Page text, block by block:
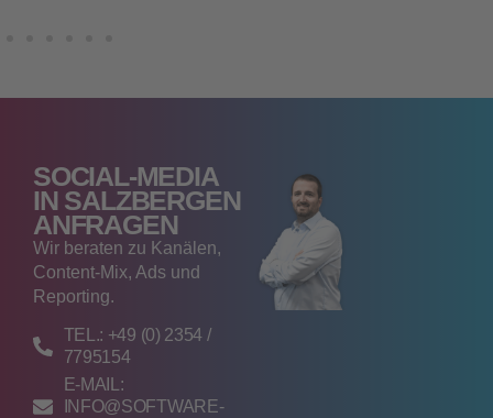
SOCIAL‑MEDIA
IN SALZBERGEN
ANFRAGEN
Wir beraten zu Kanälen,
Content‑Mix, Ads und
Reporting.
TEL.: +49 (0) 2354 /
7795154
E-MAIL:
INFO@SOFTWARE-